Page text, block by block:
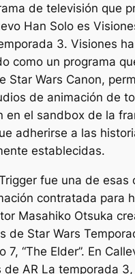
de televisión que
Han Solo es
3. Visiones
como un programa
Star Wars Canon,
de animación de
en el sandbox de la
adherirse a las
establecidas.
fue una de esas
contratada para
Masahiko Otsuka
de Star Wars
7, “The Elder”. En Calle
de AR La temporada